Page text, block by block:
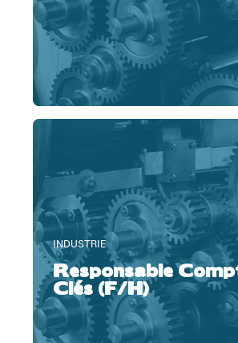
INDUSTRIE
Responsable
Clés (F/H)